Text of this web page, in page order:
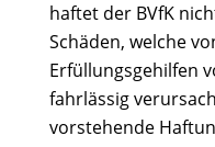
haftet der BVfK
Schäden, welche
Erfüllungsgehilfen
fahrlässig
vorstehende